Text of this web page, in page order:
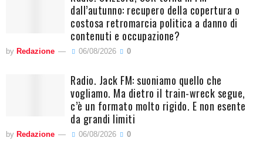
dall’autunno: recupero della copertura o
costosa retromarcia politica a danno di
contenuti e occupazione?
by Redazione 06/08/2026 0
Radio. Jack FM: suoniamo quello che
vogliamo. Ma dietro il train-wreck segue,
c’è un formato molto rigido. E non esente
da grandi limiti
by Redazione 06/08/2026 0